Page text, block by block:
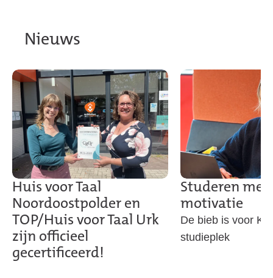
Nieuws
Huis voor Taal
Noordoostpolder en
TOP/Huis voor Taal Urk
zijn officieel
gecertificeerd!
Studeren met
motivatie
De bieb is voor
studieplek